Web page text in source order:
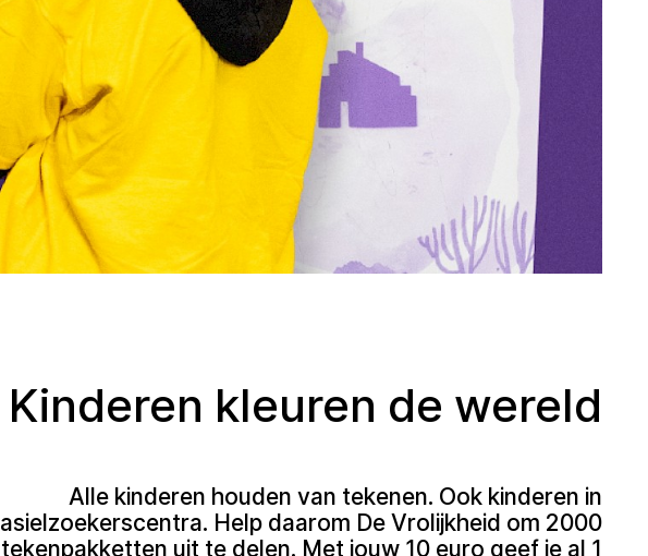
Kinderen kleuren de wereld
Alle kinderen houden van tekenen. Ook kinderen in
asielzoekerscentra. Help daarom De Vrolijkheid om 2000
tekenpakketten uit te delen. Met jouw 10 euro geef je al 1